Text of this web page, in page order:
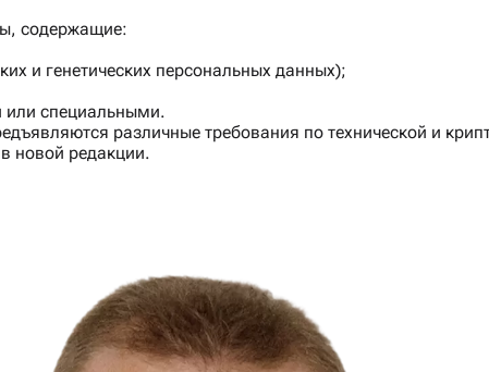
содержащие:
и генетических персональных данных);
специальными.
различные требования по технической и
новой редакции.